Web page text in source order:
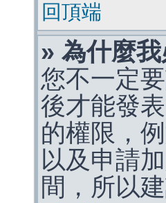
回頂端
» 為什麼
您不一定
後才能發
的權限，
以及申請
間，所以